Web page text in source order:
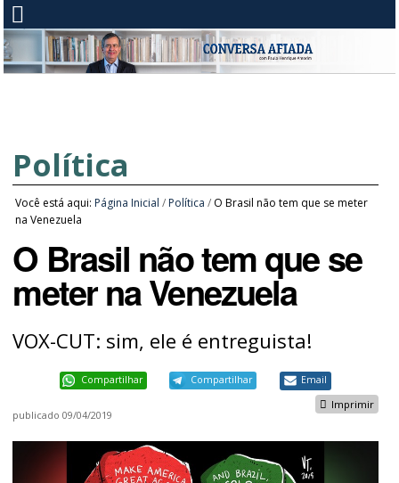
Política
Você está aqui: Página Inicial / Política / O Brasil não tem que se meter
na Venezuela
O Brasil não tem que se
meter na Venezuela
VOX-CUT: sim, ele é entreguista!
Compartilhar Compartilhar Email
Imprimir
publicado 09/04/2019